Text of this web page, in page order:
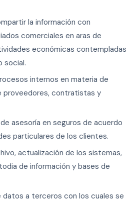
la información con
comerciales en aras de
económicas contempladas
social.
internos en materia de
proveedores, contratistas y
asesoría en seguros de acuerdo
particulares de los clientes.
actualización de los sistemas,
de información y bases de
datos a terceros con los cuales se